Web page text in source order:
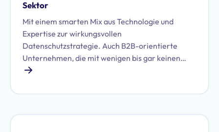
Sektor
Mit einem smarten Mix aus Technologie und
Expertise zur wirkungsvollen
Datenschutzstrategie. Auch B2B-orientierte
Unternehmen, die mit wenigen bis gar keinen
personenbezogenen Daten Ihrer Kunden
regulatorische Datenschutzanforderungen